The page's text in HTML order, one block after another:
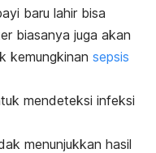
baru lahir bisa
biasanya juga akan
kemungkinan sepsis
mendeteksi infeksi
menunjukkan hasil